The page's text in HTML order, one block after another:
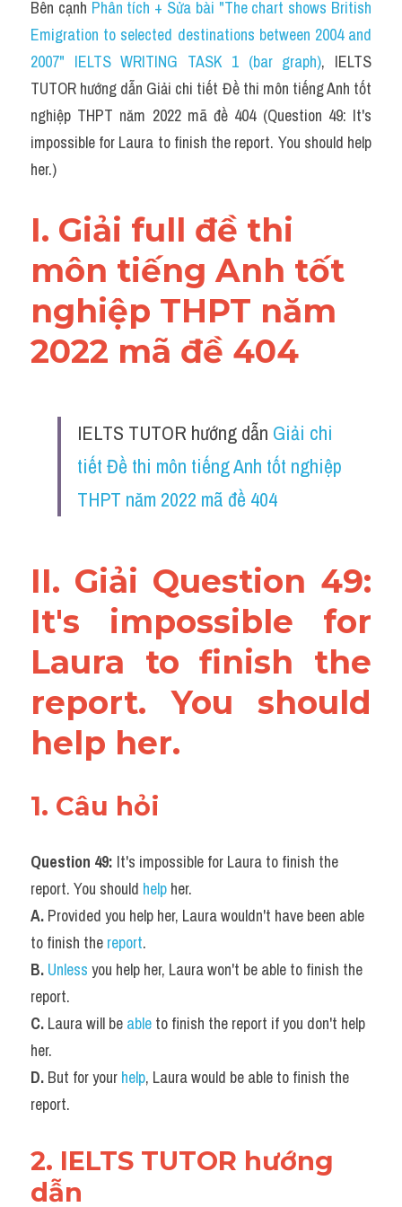
Idiom
Collocation
Phân biệt từ
Đề thi thật Task 2
Speaking
Writing
Bên cạnh Phân tích + Sửa bài "The chart shows British
Emigration to selected destinations between 2004 and
2007" IELTS WRITING TASK 1 (bar graph), IELTS
TUTOR hướng dẫn Giải chi tiết Đề thi môn tiếng Anh tốt
nghiệp THPT năm 2022 mã đề 404 (Question 49: It's
impossible for Laura to finish the report. You should help
her.)
I. Giải full đề thi
môn tiếng Anh tốt
nghiệp THPT năm
2022 mã đề 404
IELTS TUTOR hướng dẫn Giải chi
tiết Đề thi môn tiếng Anh tốt nghiệp
THPT năm 2022 mã đề 404
II. Giải Question 49:
It's impossible for
Laura to finish the
report. You should
help her.
1. Câu hỏi
Question 49: It's impossible for Laura to finish the
report. You should help her.
A. Provided you help her, Laura wouldn't have been able
to finish the report.
B. Unless you help her, Laura won't be able to finish the
report.
C. Laura will be able to finish the report if you don't help
her.
D. But for your help, Laura would be able to finish the
report.
2. IELTS TUTOR hướng
dẫn